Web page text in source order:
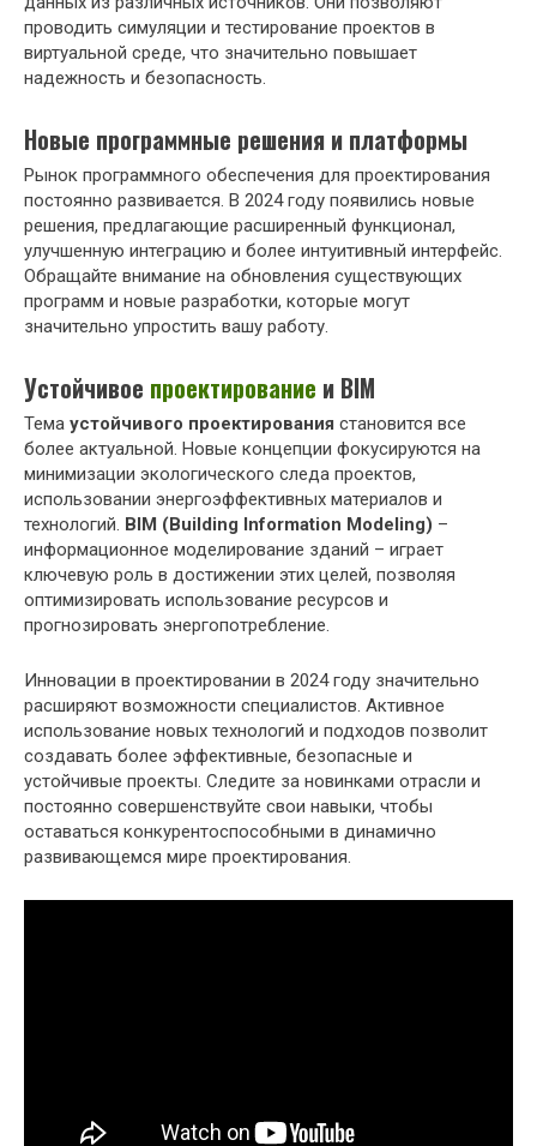
проводить симуляции и тестирование проектов в
виртуальной среде, что значительно повышает
надежность и безопасность.
Новые программные решения и платформы
Рынок программного обеспечения для проектирования
постоянно развивается. В 2024 году появились новые
решения, предлагающие расширенный функционал,
улучшенную интеграцию и более интуитивный интерфейс.
Обращайте внимание на обновления существующих
программ и новые разработки, которые могут
значительно упростить вашу работу.
Устойчивое проектирование и BIM
Тема устойчивого проектирования становится все
более актуальной. Новые концепции фокусируются на
минимизации экологического следа проектов,
использовании энергоэффективных материалов и
технологий. BIM (Building Information Modeling) –
информационное моделирование зданий – играет
ключевую роль в достижении этих целей, позволяя
оптимизировать использование ресурсов и
прогнозировать энергопотребление.
Инновации в проектировании в 2024 году значительно
расширяют возможности специалистов. Активное
использование новых технологий и подходов позволит
создавать более эффективные, безопасные и
устойчивые проекты. Следите за новинками отрасли и
постоянно совершенствуйте свои навыки, чтобы
оставаться конкурентоспособными в динамично
развивающемся мире проектирования.